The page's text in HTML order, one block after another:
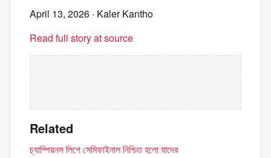
April 13, 2026 · Kaler Kantho
Read full story at source
Related
চ্যাম্পিয়নস লিগে সেমিফাইনাল নিশ্চিত হলো যাদের